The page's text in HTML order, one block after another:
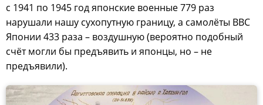
с 1941 по 1945 год японские военные 779 раз
нарушали нашу сухопутную границу, а самолёты ВВС
Японии 433 раза – воздушную (вероятно подобный
счёт могли бы предъявить и японцы, но – не
предъявили).